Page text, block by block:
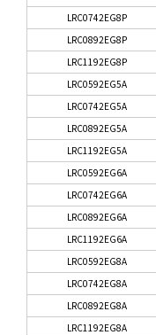
LRC0742EG8P
LRC0892EG8P
LRC1192EG8P
LRC0592EG5A
LRC0742EG5A
LRC0892EG5A
LRC1192EG5A
LRC0592EG6A
LRC0742EG6A
LRC0892EG6A
LRC1192EG6A
LRC0592EG8A
LRC0742EG8A
LRC0892EG8A
LRC1192EG8A